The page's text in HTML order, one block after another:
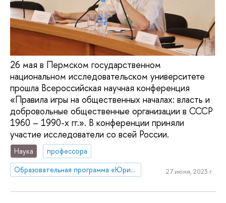
26 мая в Пермском государственном
национальном исследовательском университете
прошла Всероссийская научная конференция
«Правила игры на общественных началах: власть и
добровольные общественные организации в СССР
1960 – 1990-х гг.». В конференции приняли
участие исследователи со всей России.
Наука
профессора
Образовательная программа «Юриспруденция»
27 июня, 2023 г.